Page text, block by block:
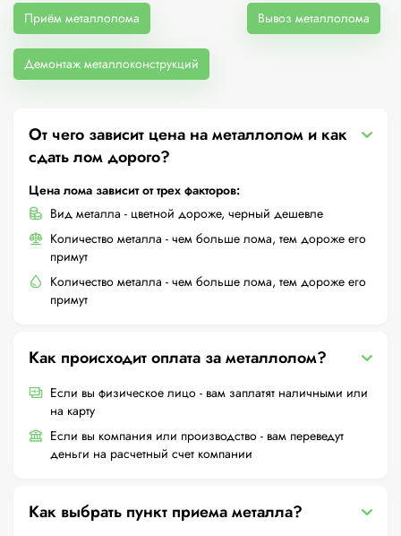
Приём металлолома Вывоз металлолома
Демонтаж металлоконструкций
От чего зависит цена на металлолом и как
сдать лом дорого?
Цена лома зависит от трех факторов:
Вид металла - цветной дороже, черный дешевле
Количество металла - чем больше лома, тем дороже его
примут
Количество металла - чем больше лома, тем дороже его
примут
Как происходит оплата за металлолом?
Если вы физическое лицо - вам заплатят наличными или
на карту
Если вы компания или производство - вам переведут
деньги на расчетный счет компании
Как выбрать пункт приема металла?